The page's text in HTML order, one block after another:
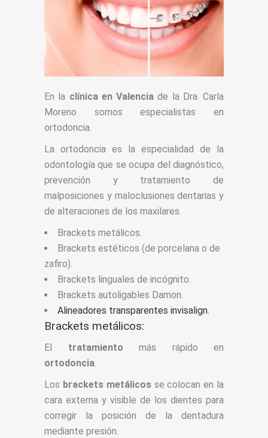
En la clínica en Valencia de la Dra. Carla
Moreno somos especialistas en
ortodoncia.
La ortodoncia es la especialidad de la
odontología que se ocupa del diagnóstico,
prevención y tratamiento de
malposiciones y maloclusiones dentarias y
de alteraciones de los maxilares.
Brackets metálicos.
Brackets estéticos (de porcelana o de
zafiro).
Brackets linguales de incógnito.
Brackets autoligables Damon.
Alineadores transparentes invisalign.
Brackets metálicos:
El tratamiento más rápido en
ortodoncia.
Los brackets metálicos se colocan en la
cara externa y visible de los dientes para
corregir la posición de la dentadura
mediante presión.